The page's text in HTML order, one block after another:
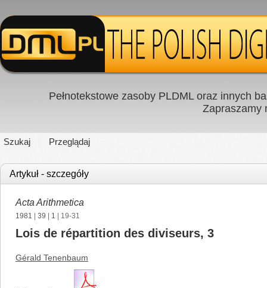
Pełnotekstowe zasoby PLDML oraz innych
Zapraszamy
Szukaj Przeglądaj
Artykuł - szczegóły
Acta Arithmetica
1981 39 1 | 19-31
Lois de répartition des diviseurs, 3
Gérald Tenenbaum